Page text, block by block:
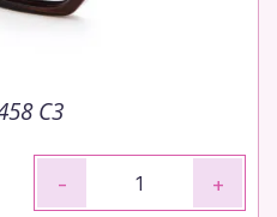
C3
- +
залишайтеся в тренді